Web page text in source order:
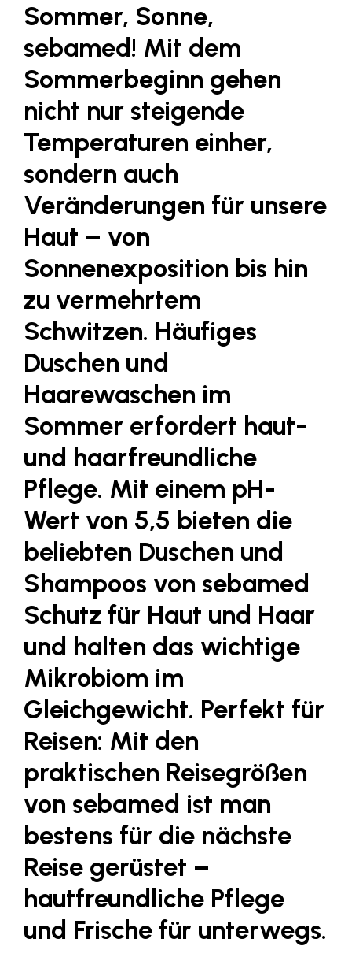
FRoSTA
FV Energierohstoff & Kraftstoff
Gardena
Gas Connect Austria
GBV - Verband gemeinnütziger
Bauvereinigungen
Getzner Werkstoffe
Heimat Österreich
ikp
JELD-WEN DANA
LAT Nitrogen
Libro
Lidl Österreich
Die Menü-Manufaktur
MTH Retail Group
OMV
OptimaMed
PAGRO
PHH Rechtsanwält:innen
Salesforce
sebamed
SeneCura
SERVICE&MORE
SKINUANCE®
Somfy
Sony DADC
SPIEGLTEC
Trend Micro
TAG GmbH
VALETTA
Sommer, Sonne,
sebamed! Mit dem
Sommerbeginn gehen
nicht nur steigende
Temperaturen einher,
sondern auch
Veränderungen für unsere
Haut – von
Sonnenexposition bis hin
zu vermehrtem
Schwitzen. Häufiges
Duschen und
Haarewaschen im
Sommer erfordert haut-
und haarfreundliche
Pflege. Mit einem pH-
Wert von 5,5 bieten die
beliebten Duschen und
Shampoos von sebamed
Schutz für Haut und Haar
und halten das wichtige
Mikrobiom im
Gleichgewicht. Perfekt für
Reisen: Mit den
praktischen Reisegrößen
von sebamed ist man
bestens für die nächste
Reise gerüstet –
hautfreundliche Pflege
und Frische für unterwegs.